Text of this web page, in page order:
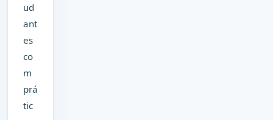
ud
ant
es
co
m
prá
tic